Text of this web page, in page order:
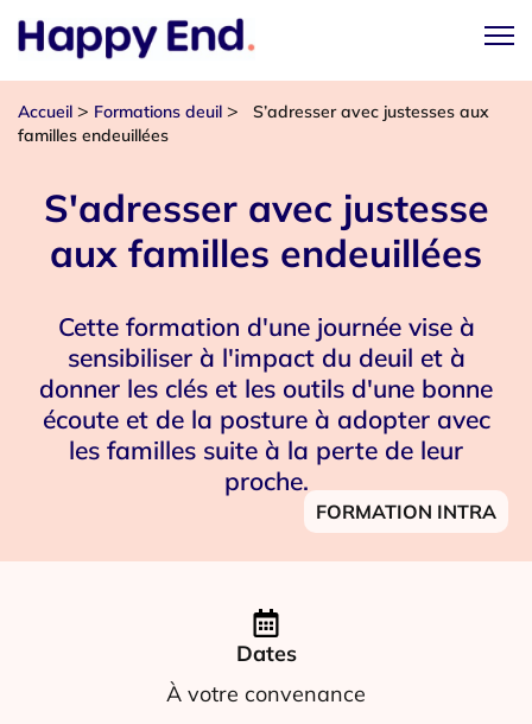
Accueil > Formations deuil >
S’adresser avec justesses aux
familles endeuillées
S'adresser avec justesse
aux familles endeuillées
Cette formation d'une journée vise à
sensibiliser à l'impact du deuil et à
donner les clés et les outils d'une bonne
écoute et de la posture à adopter avec
les familles suite à la perte de leur
proche.
FORMATION INTRA
Dates
À votre convenance